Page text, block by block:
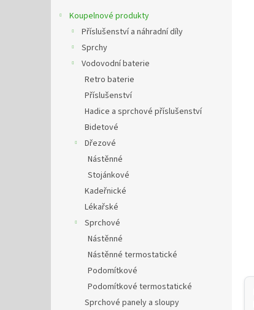
Koupelnové produkty
Příslušenství a náhradní díly
Sprchy
Vodovodní baterie
Retro baterie
Příslušenství
Hadice a sprchové příslušenství
Bidetové
Dřezové
Nástěnné
Stojánkové
Kadeřnické
Lékařské
Sprchové
Nástěnné
Nástěnné termostatické
Podomítkové
Podomítkové termostatické
Sprchové panely a sloupy